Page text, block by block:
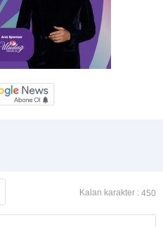
Kalan karakter : 450